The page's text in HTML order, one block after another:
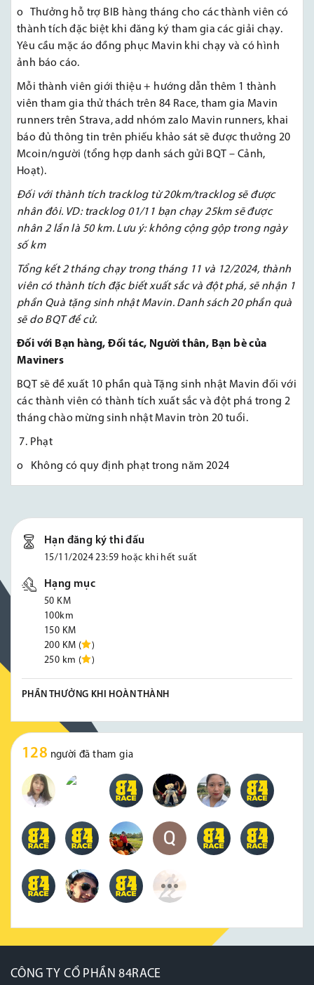
o Thưởng hỗ trợ BIB hàng tháng cho các thành viên có
thành tích đặc biệt khi đăng ký tham gia các giải chạy.
Yêu cầu mặc áo đồng phục Mavin khi chạy và có hình
ảnh báo cáo.
Mỗi thành viên giới thiệu + hướng dẫn thêm 1 thành
viên tham gia thử thách trên 84 Race, tham gia Mavin
runners trên Strava, add nhóm zalo Mavin runners, khai
báo đủ thông tin trên phiếu khảo sát sẽ được thưởng 20
Mcoin/người (tổng hợp danh sách gửi BQT – Cảnh,
Hoạt).
Đối với thành tích tracklog từ 20km/tracklog sẽ được
nhân đôi. VD: tracklog 01/11 bạn chạy 25km sẽ được
nhân 2 lần là 50 km. Lưu ý: không cộng gộp trong ngày
số km
Tổng kết 2 tháng chạy trong tháng 11 và 12/2024, thành
viên có thành tích đặc biết xuất sắc và đột phá, sẽ nhận 1
phần Quà tặng sinh nhật Mavin. Danh sách 20 phần quà
sẽ do BQT đề cử.
Đối với Bạn hàng, Đối tác, Người thân, Bạn bè của
Maviners
BQT sẽ đề xuất 10 phần quà Tặng sinh nhật Mavin đối với
các thành viên có thành tích xuất sắc và đột phá trong 2
tháng chào mừng sinh nhật Mavin tròn 20 tuổi.
7. Phạt
o Không có quy định phạt trong năm 2024
Hạn đăng ký thi đấu
15/11/2024 23:59 hoặc khi hết suất
Hạng mục
50 KM
100km
150 KM
200 KM (
)
250 km (
)
PHẦN THƯỞNG KHI HOÀN THÀNH
128 người đã tham gia
CÔNG TY CỔ PHẦN 84RACE